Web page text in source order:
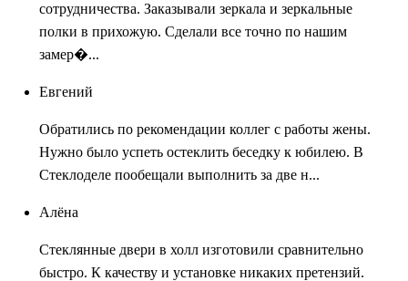
сотрудничества. Заказывали зеркала и зеркальные
полки в прихожую. Сделали все точно по нашим
замер�...
Евгений
Обратились по рекомендации коллег с работы жены.
Нужно было успеть остеклить беседку к юбилею. В
Стеклоделе пообещали выполнить за две н...
Алёна
Стеклянные двери в холл изготовили сравнительно
быстро. К качеству и установке никаких претензий.